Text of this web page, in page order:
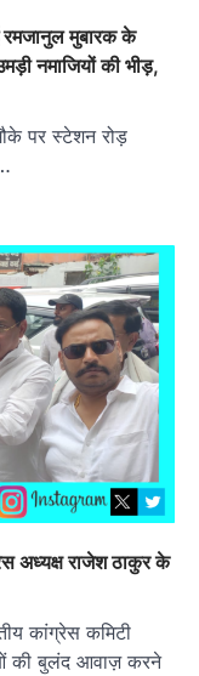
मुबारक के
नमाजियों की भीड़,
पर स्टेशन रोड़
अध्यक्ष राजेश ठाकुर के
कांग्रेस कमिटी
की बुलंद आवाज़ करने